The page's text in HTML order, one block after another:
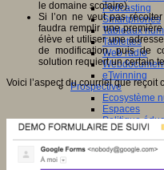
Podcasting
Smartphones
Tableaux
Tablettes
Web radio
eTwinning
Prospective
Ecosystème
Espaces
Politique
Scénarios
Temps
Réseaux sociaux
le domaine scolaire).
Si l’on ne veut pas
faudra remplir une
élève et utiliser une
de modification, puis de
solution requiert un certain
Voici l’aspect du courriel que reçoit